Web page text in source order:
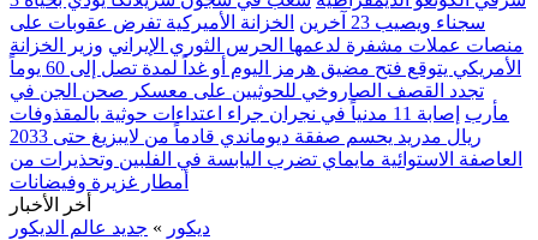
سجناء ويصيب 23 آخرين
الخزانة الأميركية تفرض عقوبات على
منصات عملات مشفرة لدعمها الحرس الثوري الإيراني وزير الخزانة
الأمريكي يتوقع فتح مضيق هرمز اليوم أو غداً لمدة تصل إلى 60 يوماً
تجدد القصف الصاروخي للحوثيين على معسكر صحن الجن في
مأرب إصابة 11 مدنياً في نجران جراء اعتداءات حوثية بالمقذوفات
ريال مدريد يحسم صفقة ديوماندي قادماً من لايبزيغ حتى 2033
العاصفة الاستوائية مايماي تضرب اليابسة في الفلبين وتحذيرات من
أمطار غزيرة وفيضانات
أخر الأخبار
ديكور » جديد عالم الديكور